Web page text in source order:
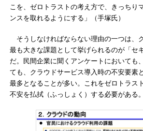
こを、ゼロトラストの考え方で、きっちり
ンスを取れるようにする」（手塚氏）
そうしなければならない理由の一つは、
最も大きな課題として挙げられるのが「セ
だ。民間企業に聞くアンケートにおいても
ても、クラウドサービス導入時の不安要素
最多となることが多い。これをゼロトラス
不安を払拭（ふっしょく）する必要がある。